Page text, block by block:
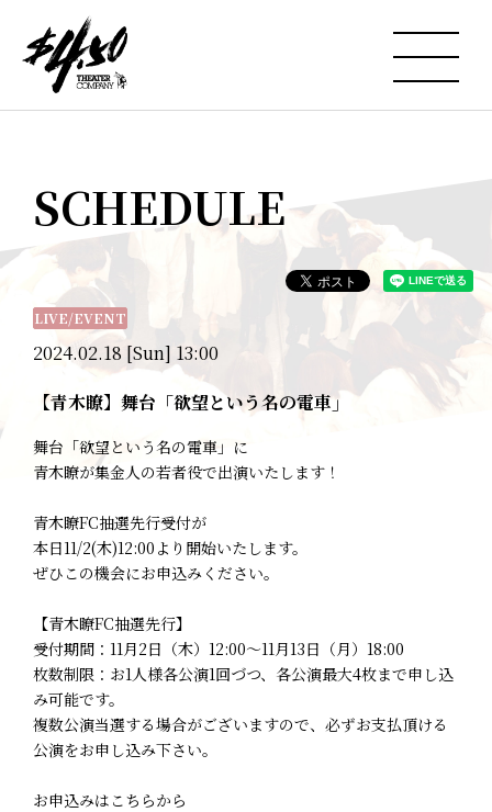
SCHEDULE
2024.02.18 [Sun] 13:00
LIVE/EVENT
【青木瞭】舞台「欲望という名の電車」
舞台「欲望という名の電車」に
青木瞭が集金人の若者役で出演いたします！
青木瞭FC抽選先行受付が
本日11/2(木)12:00より開始いたします。
ぜひこの機会にお申込みください。
【青木瞭FC抽選先行】
受付期間：11月2日（木）12:00～11月13日（月）18:00
枚数制限：お1人様各公演1回づつ、各公演最大4枚まで申し込
み可能です。
複数公演当選する場合がございますので、必ずお支払頂ける
公演をお申し込み下さい。
お申込みはこちらから